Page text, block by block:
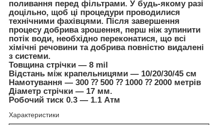
поливання перед фільтрами. У будь-якому разі
доцільно, щоб ці процедури проводилися
технічними фахівцями. Після завершення
процесу добрива зрошення, перш ніж зупинити
потік води, необхідно переконатися, що всі
хімічні речовини та добрива повністю видалені
з системи.
Товщина стрічки — 8 mil
Відстань між крапельницями — 10/20/30/45 см
Намотування — 300 ⁇ 500 ⁇ 1000 ⁇ 2000 метрів
Діаметр стрічки — 17 мм.
Робочий тиск 0.3 — 1.1 Атм
Характеристики